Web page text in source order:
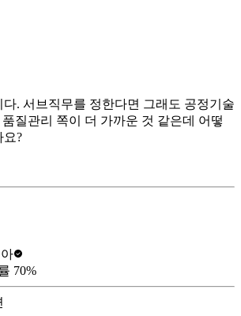
다. 서브직무를 정한다면 그래도 공정기술
질관리 쪽이 더 가까운 것 같은데 어떻
요?
70%